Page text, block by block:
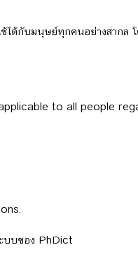
ได้กับมนุษย์ทุกคนอย่างสา
to all people
บบของ PhDict